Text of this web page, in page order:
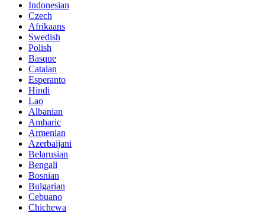
Indonesian
Czech
Afrikaans
Swedish
Polish
Basque
Catalan
Esperanto
Hindi
Lao
Albanian
Amharic
Armenian
Azerbaijani
Belarusian
Bengali
Bosnian
Bulgarian
Cebuano
Chichewa